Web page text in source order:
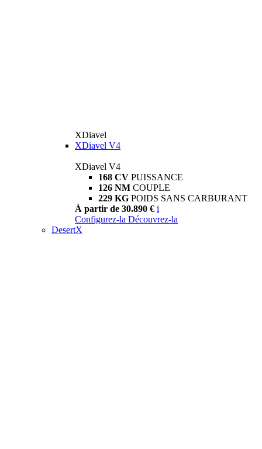
XDiavel
XDiavel V4
XDiavel V4
168 CV PUISSANCE
126 NM COUPLE
229 KG POIDS SANS CARBURANT
À partir de 30.890 € i
Configurez-la Découvrez-la
DesertX